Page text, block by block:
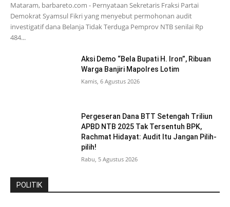
Mataram, barbareto.com - Pernyataan Sekretaris Fraksi Partai
Demokrat Syamsul Fikri yang menyebut permohonan audit
investigatif dana Belanja Tidak Terduga Pemprov NTB senilai Rp
484...
Aksi Demo “Bela Bupati H. Iron”, Ribuan
Warga Banjiri Mapolres Lotim
Kamis, 6 Agustus 2026
Pergeseran Dana BTT Setengah Triliun
APBD NTB 2025 Tak Tersentuh BPK,
Rachmat Hidayat: Audit Itu Jangan Pilih-
pilih!
Rabu, 5 Agustus 2026
POLITIK